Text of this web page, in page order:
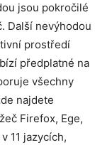
jsou pokročilé
Další nevýhodou
prostředí
předplatné na
všechny
najdete
Firefox, Ege,
11 jazycích,